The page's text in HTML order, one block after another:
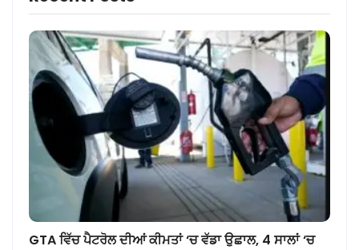
GTA ਵਿੱਚ ਪੈਟਰੋਲ ਦੀਆਂ ਕੀਮਤਾਂ ‘ਚ ਵੱਡਾ ਉਛਾਲ, 4 ਸਾਲਾਂ ‘ਚ